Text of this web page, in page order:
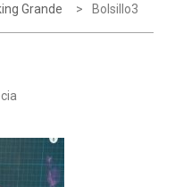
Grande
Bolsillo3